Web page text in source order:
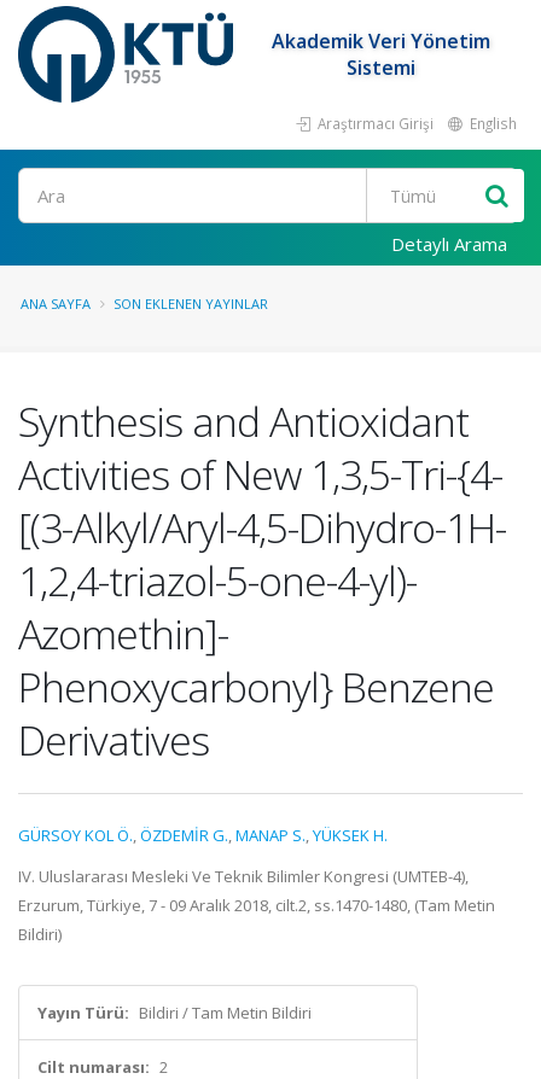
Akademik Veri Yönetim
Sistemi
Araştırmacı Girişi English
Ara
Detaylı Arama
ANA SAYFA SON EKLENEN YAYINLAR
Synthesis and Antioxidant
Activities of New 1,3,5-Tri-{4-
[(3-Alkyl/Aryl-4,5-Dihydro-1H-
1,2,4-triazol-5-one-4-yl)-
Azomethin]-
Phenoxycarbonyl} Benzene
Derivatives
GÜRSOY KOL Ö.,ÖZDEMİR G.,MANAP S.,YÜKSEK H.
IV. Uluslararası Mesleki Ve Teknik Bilimler Kongresi (UMTEB-4),
Erzurum, Türkiye, 7 - 09 Aralık 2018, cilt.2, ss.1470-1480, (Tam Metin
Bildiri)
Yayın Türü: Bildiri / Tam Metin Bildiri
Cilt numarası: 2